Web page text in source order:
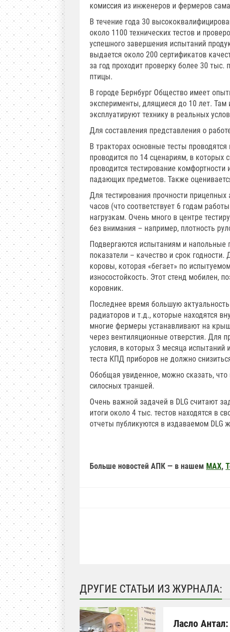
комиссия из инженеров и фермеров
В течение года 30
около 1100 технических тестов и
успешного завершения испытаний
выдается около 200 сертификатов
за год проходит проверку более 30
птицы.
В городе Бернбург Общество имеет
эксперименты, длящиеся до 10 лет.
эксплуатируют технику в реальных
Для составления представления о
В тракторах основные тесты
проводится по 14 сценариям, в которых
проводится тестирование
падающих предметов. Также
Для тестирования прочности прицепных
часов (что соответствует 6 годам
нагрузкам. Очень много в центре
без внимания – например, плотность
Подвергаются испытаниям и
показатели – качество и срок
коровы, которая «бегает» по
износостойкость. Этот стенд мобилен,
коровник.
Последнее время большую
радиаторов и т.д., которые находятся
многие фермеры устанавливают на
через вентиляционные отверстия. Для
условия, в которых 3 месяца испытаний
теста КПД приборов не должно
Обобщая увиденное, можно сказать, что
силосных траншей.
Очень важной задачей в DLG считают
итоги около 4 тыс. тестов находятся в
отчеты публикуются в издаваемом DLG
Больше новостей АПК — в нашем MAX,
ДРУГИЕ СТАТЬИ ИЗ ЖУРНАЛА:
Ласло